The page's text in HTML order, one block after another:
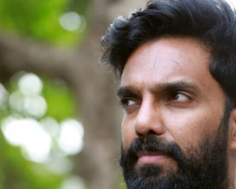
ജീത്തു ജോസഫ് എഴുതിയും
‘ദൃശ്യം’ പരമ്പര മലയാള
നേടിയ ത്രില്ലർ
2013ൽ പുറത്തിറങ്ങിയ
ഓഫീസിൽ വൻ വിജയം നേടി; 2021ൽ
ആമസോൺ പ്രൈം വീഡിയോയിലൂടെ
റിലീസായിരുന്നു. കുടുംബത്തെ
ടിവി നെറ്റ്‌വർക്കുടമ ജോര്‍ജുകുട്ടി
നടത്തുന്ന കഠിന പോരാട്ടമാണ്